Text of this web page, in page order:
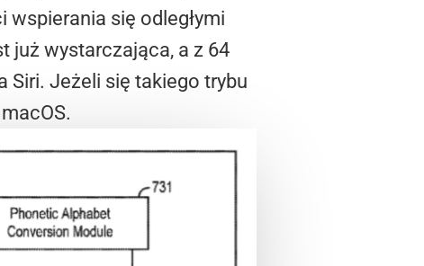
wspierania się odległymi
już wystarczająca, a z 64
Siri. Jeżeli się takiego trybu